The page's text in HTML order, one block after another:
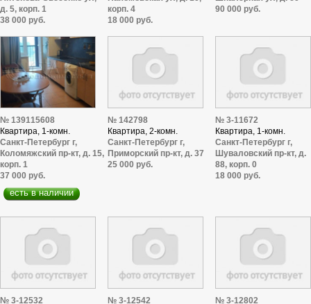
д. 5, корп. 1
38 000 руб.
корп. 4
18 000 руб.
90 000 руб.
№ 139115608
Квартира, 1-комн.
Санкт-Петербург г,
Коломяжский пр-кт, д. 15,
корп. 1
37 000 руб.
есть в наличии
№ 142798
Квартира, 2-комн.
Санкт-Петербург г,
Приморский пр-кт, д. 37
25 000 руб.
№ 3-11672
Квартира, 1-комн.
Санкт-Петербург г,
Шуваловский пр-кт, д.
88, корп. 0
18 000 руб.
№ 3-12532 № 3-12542 № 3-12802